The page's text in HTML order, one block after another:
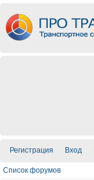
Регистрация Вход
Список форумов